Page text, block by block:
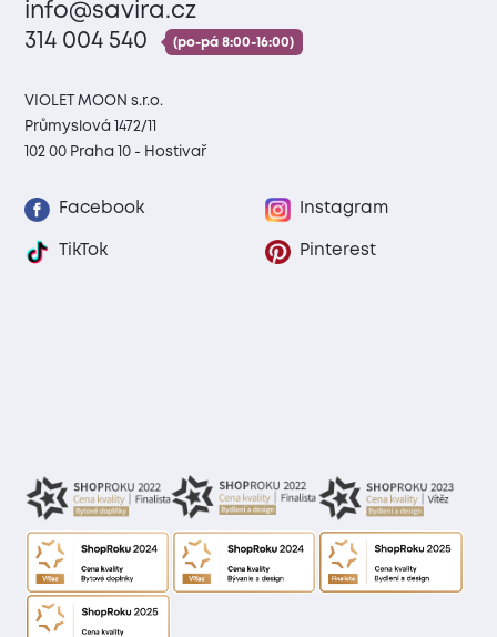
info@savira.cz
314 004 540
(po-pá 8:00-16:00)
VIOLET MOON s.r.o.
Průmyslová 1472/11
102 00 Praha 10 - Hostivař
Facebook Instagram
TikTok Pinterest